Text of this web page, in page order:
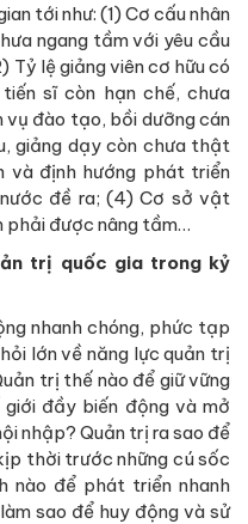
tới như: (1) Cơ cấu nhân
ngang tầm với yêu cầu
Tỷ lệ giảng viên cơ hữu có
sĩ còn hạn chế, chưa
vụ đào tạo, bồi dưỡng cán
giảng dạy còn chưa thật
định hướng phát triển
đề ra; (4) Cơ sở vật
được nâng tầm…
trị quốc gia trong kỷ
nhanh chóng, phức tạp
lớn về năng lực quản trị
trị thế nào để giữ vững
đầy biến động và mở
nhập? Quản trị ra sao để
thời trước những cú sốc
nào để phát triển nhanh
sao để huy động và sử